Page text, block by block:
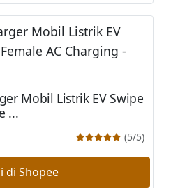
Mobil Listrik EV Swipe
...
(5/5)
di Shopee